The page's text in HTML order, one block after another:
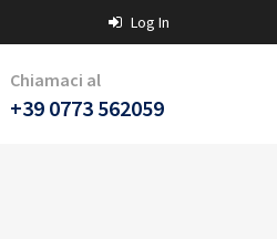
Log In
Chiamaci al
+39 0773 562059